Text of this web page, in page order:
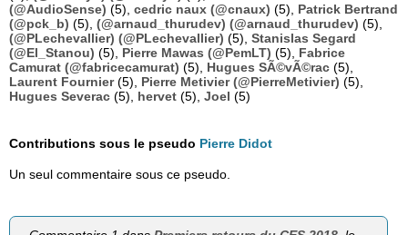
(@AudioSense) (5), cedric naux (@cnaux) (5), Patrick Bertrand
(@pck_b) (5), (@arnaud_thurudev) (@arnaud_thurudev) (5),
(@PLechevallier) (@PLechevallier) (5), Stanislas Segard
(@El_Stanou) (5), Pierre Mawas (@PemLT) (5), Fabrice
Camurat (@fabricecamurat) (5), Hugues SÃ©vÃ©rac (5),
Laurent Fournier(5), Pierre Metivier (@PierreMetivier) (5),
Hugues Severac (5), hervet (5), Joel (5)
Contributions sous le pseudo Pierre Didot
Un seul commentaire sous ce pseudo.